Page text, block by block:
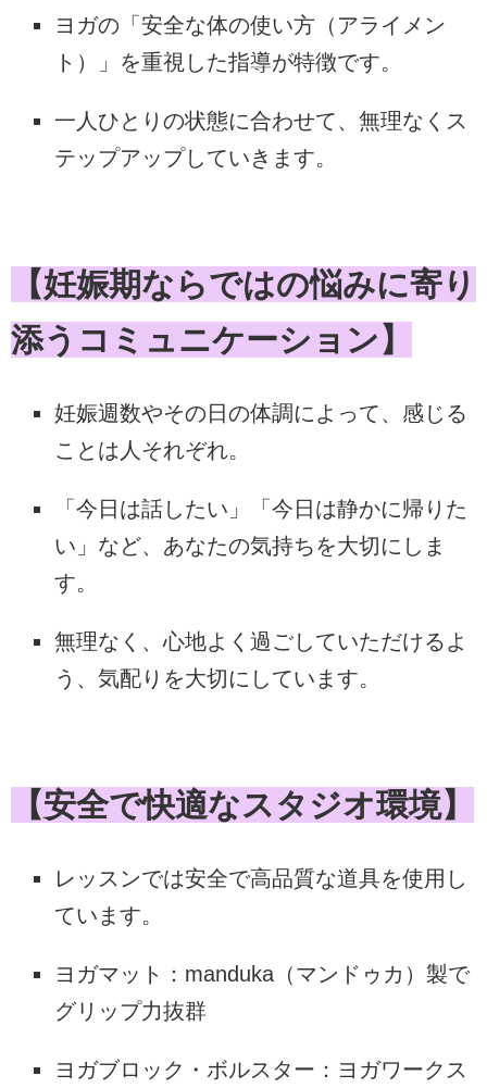
ヨガの「安全な体の使い方（アライメン
ト）」を重視した指導が特徴です。
一人ひとりの状態に合わせて、無理なくス
テップアップしていきます。
【妊娠期ならではの悩みに寄り
添うコミュニケーション】
妊娠週数やその日の体調によって、感じる
ことは人それぞれ。
「今日は話したい」「今日は静かに帰りた
い」など、あなたの気持ちを大切にしま
す。
無理なく、心地よく過ごしていただけるよ
う、気配りを大切にしています。
【安全で快適なスタジオ環境】
レッスンでは安全で高品質な道具を使用し
ています。
ヨガマット：manduka（マンドゥカ）製で
グリップ力抜群
ヨガブロック・ボルスター：ヨガワークス